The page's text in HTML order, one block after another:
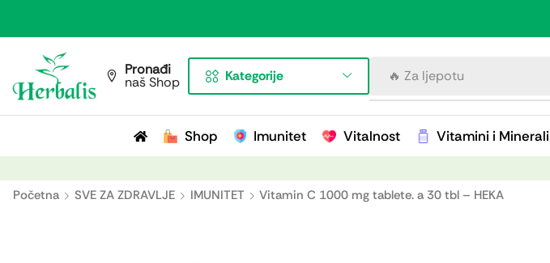
Pronađi
naš Shop Kategorije 🔥 Za imunitet
Shop Imunitet Vitalnost Vitamini i Minerali
Početna SVE ZA ZDRAVLJE IMUNITET Vitamin C 1000 mg tablete. a 30 tbl – HEKA